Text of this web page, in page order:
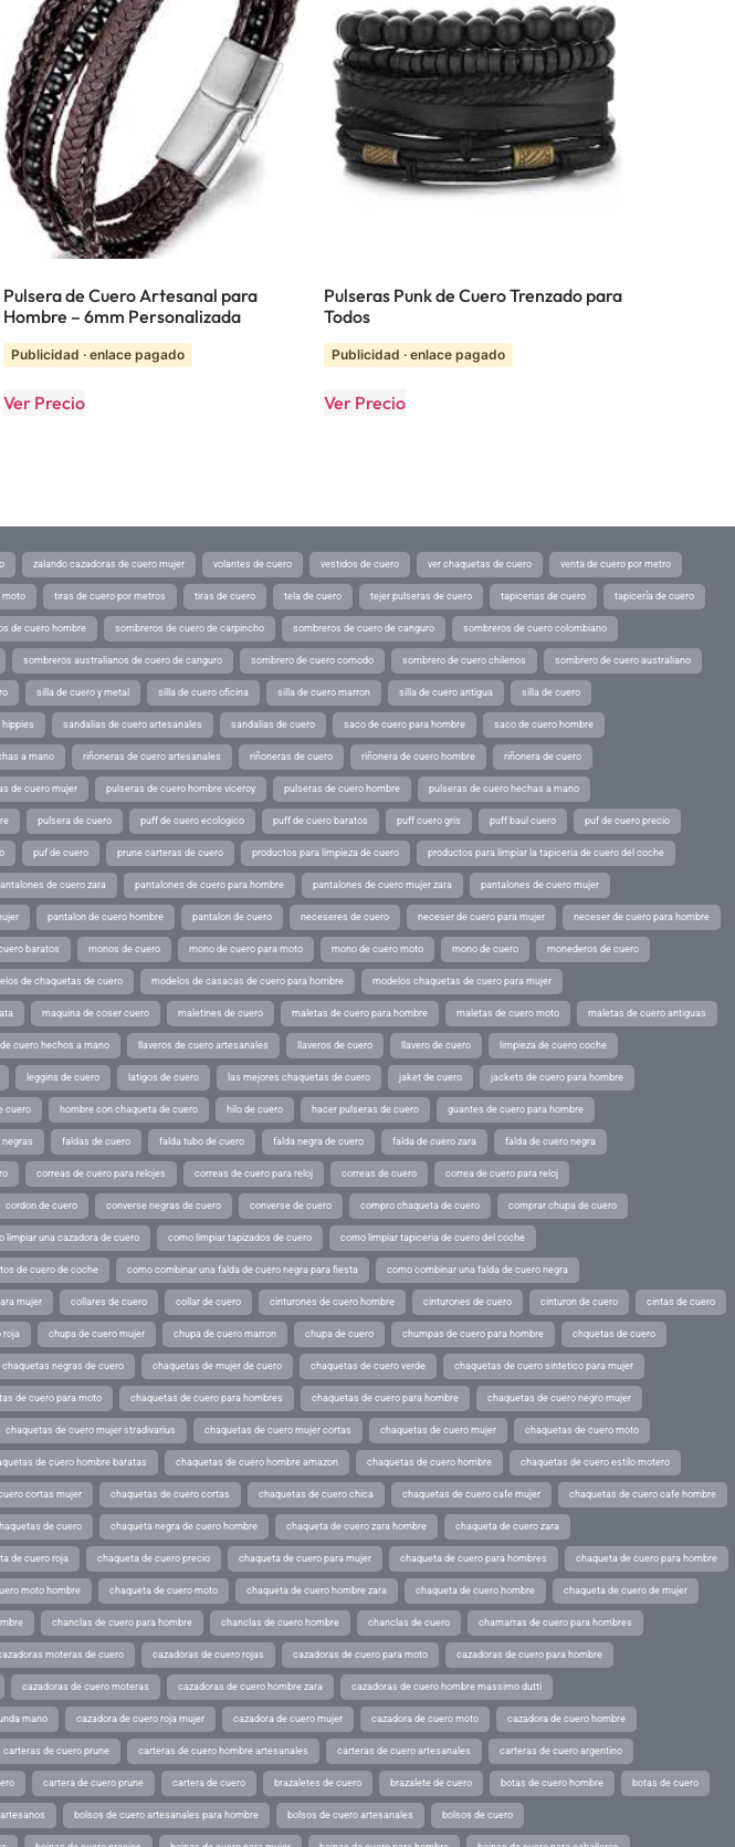
Pulsera de Cuero Artesanal para
Hombre – 6mm Personalizada
Publicidad · enlace pagado
Ver Precio
Pulseras Punk de Cuero Trenzado para
Todos
Publicidad · enlace pagado
Ver Precio
zalando cazadoras de cuero mujer volantes de cuero vestidos de cuero ver chaquetas de cuero venta de cuero por metro
moto tiras de cuero por metros tiras de cuero tela de cuero tejer pulseras de cuero tapicerias de cuero tapicería de cuero
de cuero hombre sombreros de cuero de carpincho sombreros de cuero de canguro sombreros de cuero colombiano
sombreros australianos de cuero de canguro sombrero de cuero comodo sombrero de cuero chilenos sombrero de cuero australiano
silla de cuero y metal silla de cuero oficina silla de cuero marron silla de cuero antigua silla de cuero
sandalias de cuero artesanales sandalias de cuero saco de cuero para hombre saco de cuero hombre
a mano riñoneras de cuero artesanales riñoneras de cuero riñonera de cuero hombre riñonera de cuero
de cuero mujer pulseras de cuero hombre viceroy pulseras de cuero hombre pulseras de cuero hechas a mano
pulsera de cuero puff de cuero ecologico puff de cuero baratos puff cuero gris puff baul cuero puf de cuero precio
puf de cuero prune carteras de cuero productos para limpieza de cuero productos para limpiar la tapiceria de cuero del coche
de cuero zara pantalones de cuero para hombre pantalones de cuero mujer zara pantalones de cuero mujer
pantalon de cuero hombre pantalon de cuero neceseres de cuero neceser de cuero para mujer neceser de cuero para hombre
baratos monos de cuero mono de cuero para moto mono de cuero moto mono de cuero monederos de cuero
de chaquetas de cuero modelos de casacas de cuero para hombre modelos chaquetas de cuero para mujer
maquina de coser cuero maletines de cuero maletas de cuero para hombre maletas de cuero moto maletas de cuero antiguas
de cuero hechos a mano llaveros de cuero artesanales llaveros de cuero llavero de cuero limpieza de cuero coche
leggins de cuero latigos de cuero las mejores chaquetas de cuero jaket de cuero jackets de cuero para hombre
cuero hombre con chaqueta de cuero hilo de cuero hacer pulseras de cuero guantes de cuero para hombre
faldas de cuero falda tubo de cuero falda negra de cuero falda de cuero zara falda de cuero negra
correas de cuero para relojes correas de cuero para reloj correas de cuero correa de cuero para reloj
cordon de cuero converse negras de cuero converse de cuero compro chaqueta de cuero comprar chupa de cuero
limpiar una cazadora de cuero como limpiar tapizados de cuero como limpiar tapiceria de cuero del coche
de cuero de coche como combinar una falda de cuero negra para fiesta como combinar una falda de cuero negra
mujer collares de cuero collar de cuero cinturones de cuero hombre cinturones de cuero cinturon de cuero cintas de cuero
roja chupa de cuero mujer chupa de cuero marron chupa de cuero chumpas de cuero para hombre chquetas de cuero
chaquetas negras de cuero chaquetas de mujer de cuero chaquetas de cuero verde chaquetas de cuero sintetico para mujer
de cuero para moto chaquetas de cuero para hombres chaquetas de cuero para hombre chaquetas de cuero negro mujer
chaquetas de cuero mujer stradivarius chaquetas de cuero mujer cortas chaquetas de cuero mujer chaquetas de cuero moto
de cuero hombre baratas chaquetas de cuero hombre amazon chaquetas de cuero hombre chaquetas de cuero estilo motero
cortas mujer chaquetas de cuero cortas chaquetas de cuero chica chaquetas de cuero cafe mujer chaquetas de cuero cafe hombre
de cuero chaqueta negra de cuero hombre chaqueta de cuero zara hombre chaqueta de cuero zara
de cuero roja chaqueta de cuero precio chaqueta de cuero para mujer chaqueta de cuero para hombres chaqueta de cuero para hombre
moto hombre chaqueta de cuero moto chaqueta de cuero hombre zara chaqueta de cuero hombre chaqueta de cuero de mujer
chanclas de cuero para hombre chanclas de cuero hombre chanclas de cuero chamarras de cuero para hombres
moteras de cuero cazadoras de cuero rojas cazadoras de cuero para moto cazadoras de cuero para hombre
cazadoras de cuero moteras cazadoras de cuero hombre zara cazadoras de cuero hombre massimo dutti
mano cazadora de cuero roja mujer cazadora de cuero mujer cazadora de cuero moto cazadora de cuero hombre
carteras de cuero prune carteras de cuero hombre artesanales carteras de cuero artesanales carteras de cuero argentino
cartera de cuero prune cartera de cuero brazaletes de cuero brazalete de cuero botas de cuero hombre botas de cuero
bolsos de cuero artesanales para hombre bolsos de cuero artesanales bolsos de cuero